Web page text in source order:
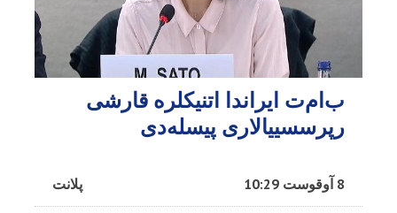
ب‌ام‌ت ایراندا اتنیکلره قارشی
رپرسسییالاری پیسله‌دی
پلانت 8 آوقوست 10:29